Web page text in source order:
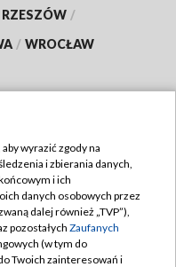
RZESZÓW /
/ WROCŁAW
TVP
wyrazić zgody na
i zbierania danych,
i ich
danych osobowych przez
dalej również „TVP”),
pozostałych Zaufanych
(w tym do
Twoich zainteresowań i